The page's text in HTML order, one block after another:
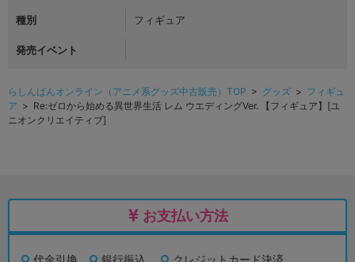
種別 フィギュア
発売イベント
らしんばんオンライン（アニメ系グッズ中古販売）TOP > グッズ > フィギュ
ア > Re:ゼロから始める異世界生活 レム ウエディングVer. 【フィギュア】[ユ
ニオンクリエイティブ]
お支払い方法